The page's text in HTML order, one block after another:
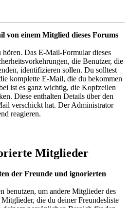
von einem Mitglied dieses Forums
hören. Das E-Mail-Formular dieses
die Benutzer, die
identifizieren sollen. Du solltest
komplette E-Mail, die du bekommen
ist es ganz wichtig, die Kopfzeilen
Diese enthalten Details über den
verschickt hat. Der Administrator
reagieren.
Mitglieder
der Freunde und ignorierten
benutzen, um andere Mitglieder des
die du deiner Freundesliste